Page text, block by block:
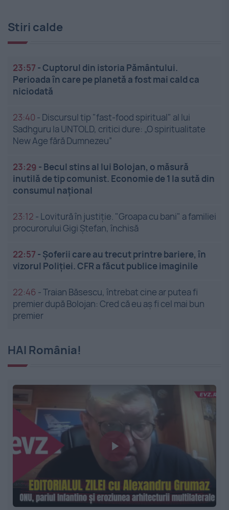
Stiri calde
23:57 -Cuptorul din istoria Pământului.
Perioada în care pe planetă a fost mai cald ca
niciodată
23:40 - Discursul tip "fast-food spiritual" al lui
Sadhguru la UNTOLD, critici dure: „O spiritualitate
New Age fără Dumnezeu”
23:29 - Becul stins al lui Bolojan, o măsură
inutilă de tip comunist. Economie de 1 la sută din
consumul național
23:12 - Lovitură în justiție. "Groapa cu bani" a familiei
procurorului Gigi Ștefan, închisă
22:57 - Șoferii care au trecut printre bariere, în
vizorul Poliției. CFR a făcut publice imaginile
22:46 -Traian Băsescu, întrebat cine ar putea fi
premier după Bolojan: Cred că eu aș fi cel mai bun
premier
HAI România!